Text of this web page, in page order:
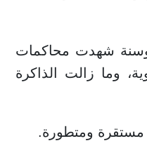
شهدت محاكمات
وما زالت الذاكرة
مستقرة ومتطورة.